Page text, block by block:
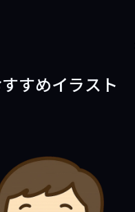
すめイラスト